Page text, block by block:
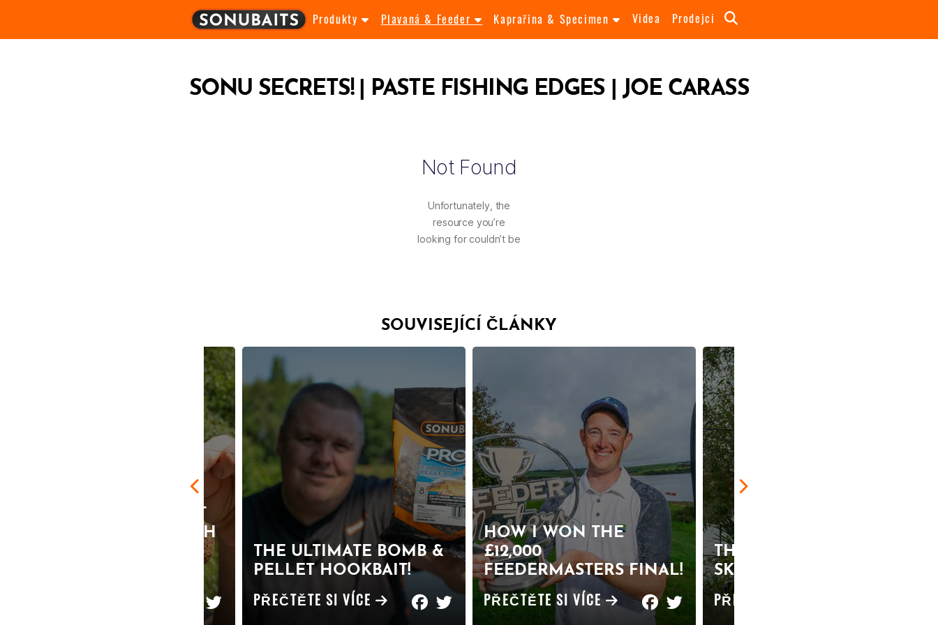
Produkty Plavaná & Feeder Kaprařina & Specimen Videa Prodejci
SONU SECRETS! | PASTE FISHING EDGES | JOE CARASS
SOUVISEJÍCÍ ČLÁNKY
WILL HELP YOU CATCH
THE ULTIMATE BOMB &
PELLET HOOKBAIT!
PŘEČTĚTE SI VÍCE
HOW I WON THE
£12,000
FEEDERMASTERS FINAL!
PŘEČTĚTE SI VÍCE
THE ULTIMATE
SKIMMER SESSION
PŘEČTĚTE SI VÍCE